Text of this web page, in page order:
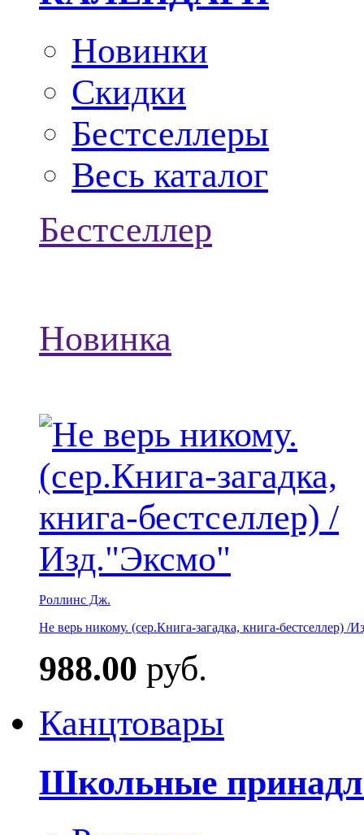
Новинки
Скидки
Бестселлеры
Весь каталог
Бестселлер
Новинка
Роллинс Дж.
Не верь никому. (сер.Книга-загадка, книга-бестселлер) /
988.00 руб.
Канцтовары
Школьные